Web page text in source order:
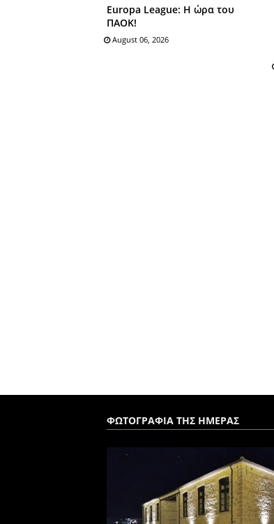
Europa League: Η ώρα του
ΠΑΟΚ!
August 06, 2026
ΦΩΤΟΓΡΑΦΙΑ ΤΗΣ ΗΜΕΡΑΣ